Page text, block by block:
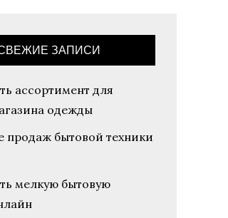
ЗАПИСИ
ассортимент для
одежды
продаж бытовой техники
мелкую бытовую